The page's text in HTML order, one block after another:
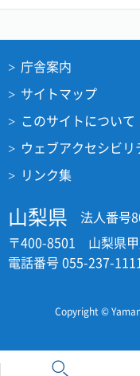
庁舎案内
サイトマップ
このサイトについて
ウェブアクセシビリ
リンク集
山梨県
法人番号
〒400-8501 山梨県
電話番号 055-237-
Copyright ©